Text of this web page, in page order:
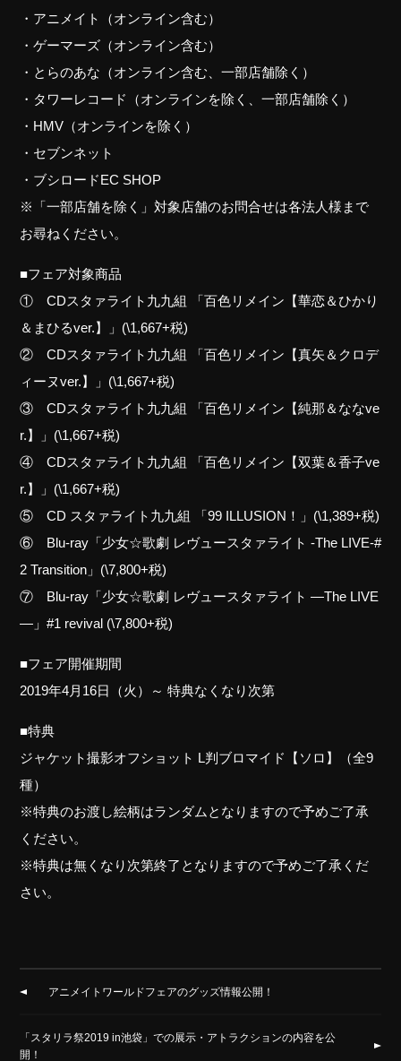
・アニメイト（オンライン含む）
・ゲーマーズ（オンライン含む）
・とらのあな（オンライン含む、一部店舗除く）
・タワーレコード（オンラインを除く、一部店舗除く）
・HMV（オンラインを除く）
・セブンネット
・ブシロードEC SHOP
※「一部店舗を除く」対象店舗のお問合せは各法人様まで
お尋ねください。
■フェア対象商品
① CDスタァライト九九組 「百色リメイン【華恋＆ひかり
＆まひるver.】」(\1,667+税)
② CDスタァライト九九組 「百色リメイン【真矢＆クロデ
ィーヌver.】」(\1,667+税)
③ CDスタァライト九九組 「百色リメイン【純那＆ななve
r.】」(\1,667+税)
④ CDスタァライト九九組 「百色リメイン【双葉＆香子ve
r.】」(\1,667+税)
⑤ CD スタァライト九九組 「99 ILLUSION！」(\1,389+税)
⑥ Blu-ray「少女☆歌劇 レヴュースタァライト -The LIVE-#
2 Transition」(\7,800+税)
⑦ Blu-ray「少女☆歌劇 レヴュースタァライト ―The LIVE
―」#1 revival (\7,800+税)
■フェア開催期間
2019年4月16日（火）～ 特典なくなり次第
■特典
ジャケット撮影オフショット L判ブロマイド【ソロ】（全9
種）
※特典のお渡し絵柄はランダムとなりますので予めご了承
ください。
※特典は無くなり次第終了となりますので予めご了承くだ
さい。
アニメイトワールドフェアのグッズ情報公開！
「スタリラ祭2019 in池袋」での展示・アトラクションの内容を公
開！